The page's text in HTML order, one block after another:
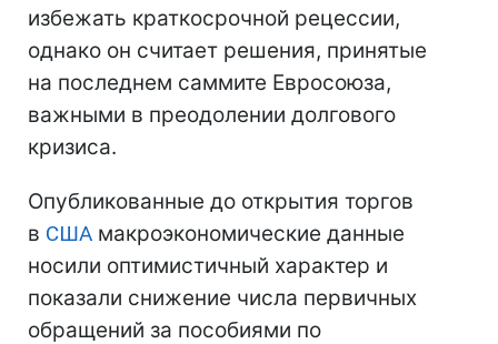
избежать краткосрочной рецессии,
однако он считает решения, принятые
на последнем саммите Евросоюза,
важными в преодолении долгового
кризиса.
Опубликованные до открытия торгов
в США макроэкономические данные
носили оптимистичный характер и
показали снижение числа первичных
обращений за пособиями по